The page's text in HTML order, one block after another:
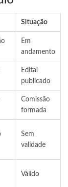
Situação
Em
andamento
Edital
publicado
Comissão
formada
Sem
validade
Válido